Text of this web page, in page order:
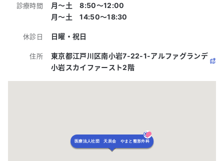
診療時間
月～土 8:50〜12:00
月～土 14:50〜18:30
休診日 日曜・祝日
住所
東京都江戸川区南小岩7-22-1-アルファグランデ
小岩スカイファースト2階
医療法人社団 天辰会 やまと整形外科